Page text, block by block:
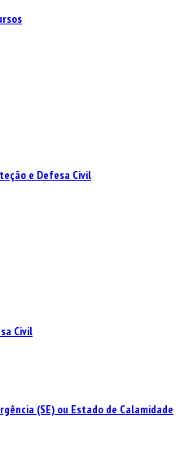
e Defesa Civil
Civil
(SE) ou Estado de Calamidade